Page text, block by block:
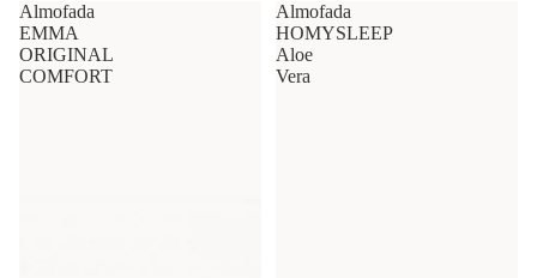
Almofada
EMMA
ORIGINAL
COMFORT
Almofada
HOMYSLEEP
Aloe
Vera